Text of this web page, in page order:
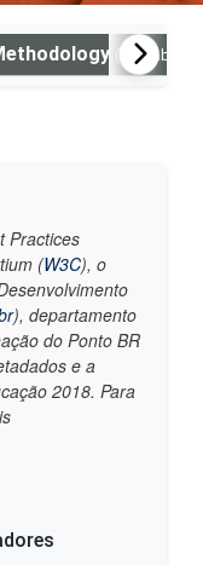
(Available
Practices
(W3C), o
), departamento
do Ponto BR
e a
2018. Para